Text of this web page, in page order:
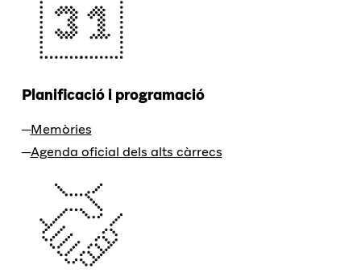
Planificació i programació
Memòries
Agenda oficial dels alts càrrecs